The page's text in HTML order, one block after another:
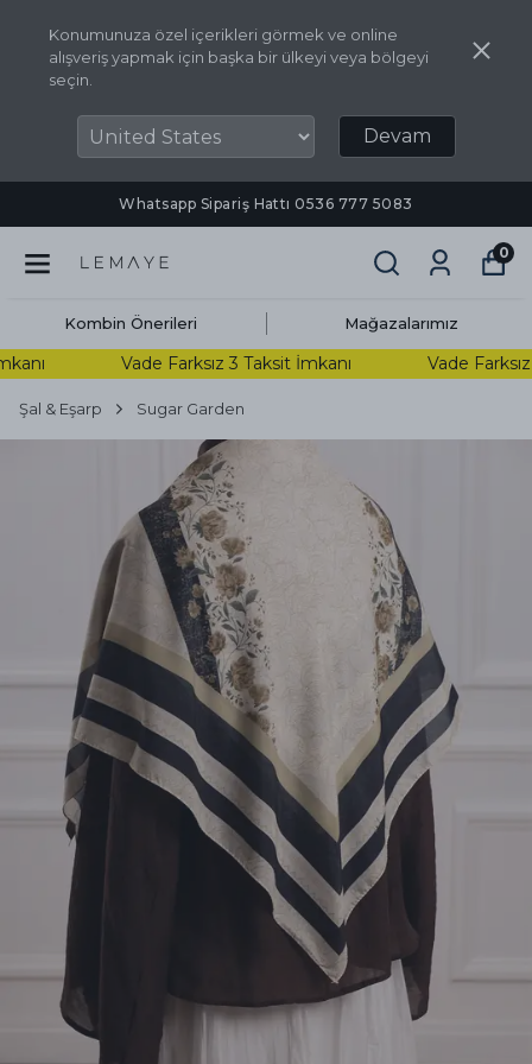
Konumunuza özel içerikleri görmek ve online
alışveriş yapmak için başka bir ülkeyi veya bölgeyi
seçin.
Devam
Whatsapp Sipariş Hattı ‪0536 777 5083‬
0
Kombin Önerileri Mağazalarımız
Vade Farksız 3 Taksit İmkanı Vade Farksız
Şal & Eşarp Sugar Garden